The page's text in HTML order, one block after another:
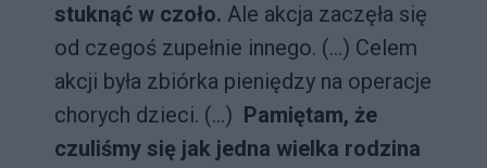
stuknąć w czoło. Ale akcja zaczęła się
od czegoś zupełnie innego. (...) Celem
akcji była zbiórka pieniędzy na operacje
chorych dzieci. (...) Pamiętam, że
czuliśmy się jak jedna wielka rodzina